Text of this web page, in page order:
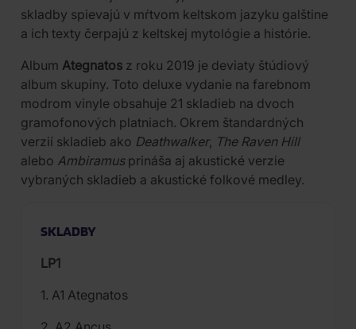
skladby spievajú v mŕtvom keltskom jazyku galštine
a ich texty čerpajú z keltskej mytológie a histórie.
Album Ategnatos z roku 2019 je deviaty štúdiový
album skupiny. Toto deluxe vydanie na farebnom
modrom vinyle obsahuje 21 skladieb na dvoch
gramofonových platniach. Okrem štandardných
verzií skladieb ako Deathwalker, The Raven Hill
alebo Ambiramusprináša aj akustické verzie
vybraných skladieb a akustické folkové medley.
SKLADBY
LP1
1. A1 Ategnatos